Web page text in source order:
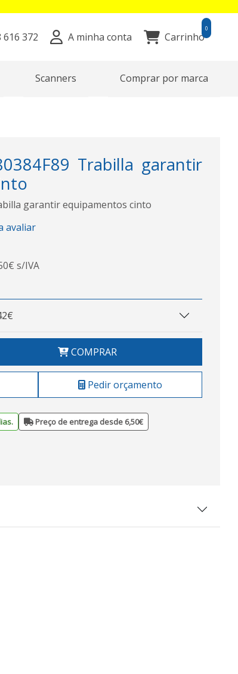
616 372 A minha conta Carrinho
0
Scanners Comprar por marca
Trabilla garantir
garantir equipamentos cinto
avaliar
s/IVA
COMPRAR
Pedir orçamento
Preço de entrega desde 6,50€